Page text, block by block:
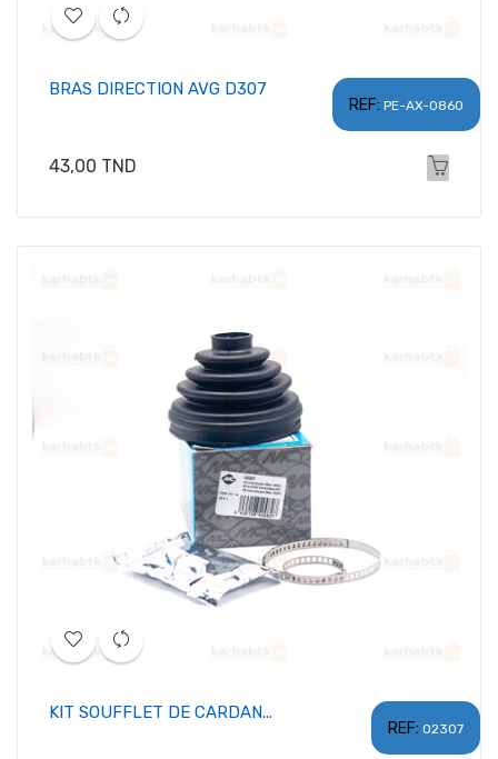
REF: PE-AX-0860
BRAS DIRECTION AVG D307
Prix
43,00 TND
REF: 02307
KIT SOUFFLET DE CARDAN...